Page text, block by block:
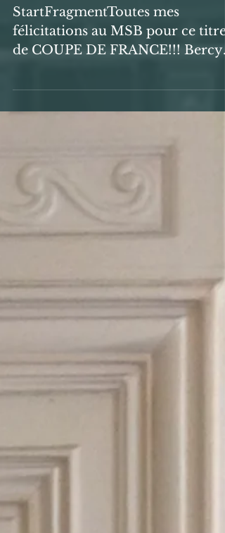
nouveau!
StartFragmentToutes mes
félicitations au MSB pour ce titre
Quel plaisir de...